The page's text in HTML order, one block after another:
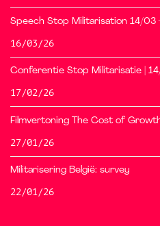
Speech Stop Militarisation 14/03
16/03/26
Conferentie Stop Militarisatie |
17/02/26
Filmvertoning The Cost of
27/01/26
Militarisering België: survey
22/01/26